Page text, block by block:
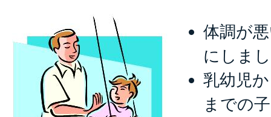
体調が
にしま
乳幼児
までの